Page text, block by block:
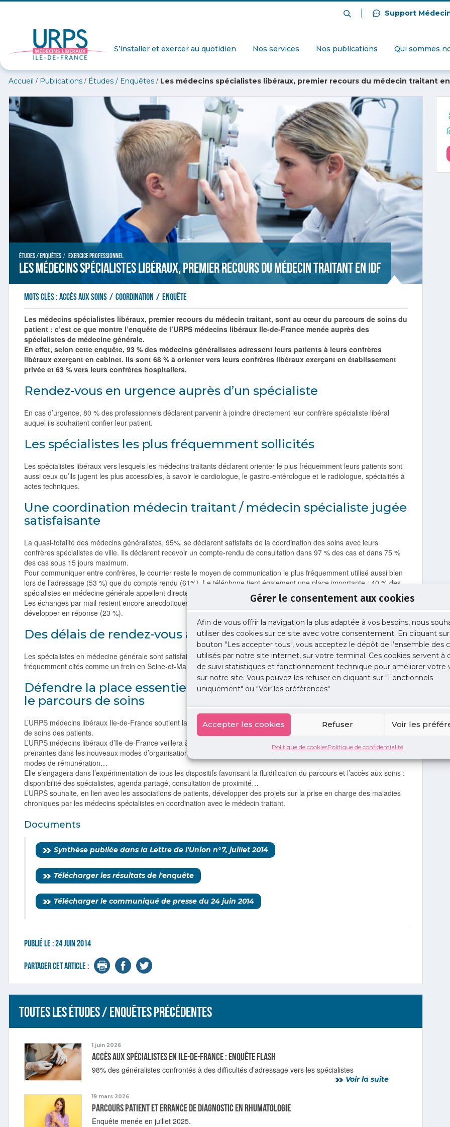
Gérer le consentement aux cookies
Afin de vous offrir la navigation la plus adaptée à vos besoins, nous
utiliser des cookies sur ce site avec votre consentement. En cliquant
bouton "Les accepter tous", vous acceptez le dépôt de l’ensemble des
utilisés par notre site internet, sur votre terminal. Ces cookies servent à
de suivi statistiques et fonctionnement technique pour améliorer votre
sur notre site. Vous pouvez les refuser en cliquant sur "Fonctionnels
uniquement" ou "Voir les préférences"
Accepter les cookies Refuser Voir les
Politique de cookiesPolitique de confidentialité
Support
S’installer et exercer au quotidien Nos services Nos publications Qui sommes
Accueil / Publications / Études / Enquêtes / Les médecins spécialistes libéraux, premier recours du médecin traitant en
Études / Enquêtes / Exercice professionnel
Les médecins spécialistes libéraux, premier recours du médecin traitant en IDF
Mots clés :accès aux soins / coordination / enquête
Les médecins spécialistes libéraux, premier recours du médecin traitant, sont au cœur du parcours de soins du
patient : c’est ce que montre l’enquête de l’URPS médecins libéraux Ile-de-France menée auprès des
spécialistes de médecine générale.
En effet, selon cette enquête, 93 % des médecins généralistes adressent leurs patients à leurs confrères
libéraux exerçant en cabinet. Ils sont 68 % à orienter vers leurs confrères libéraux exerçant en établissement
privée et 63 % vers leurs confrères hospitaliers.
Rendez-vous en urgence auprès d’un spécialiste
En cas d’urgence, 80 % des professionnels déclarent parvenir à joindre directement leur confrère spécialiste libéral
auquel ils souhaitent confier leur patient.
Les spécialistes les plus fréquemment sollicités
Les spécialistes libéraux vers lesquels les médecins traitants déclarent orienter le plus fréquemment leurs patients sont
aussi ceux qu’ils jugent les plus accessibles, à savoir le cardiologue, le gastro-entérologue et le radiologue, spécialités à
actes techniques.
Une coordination médecin traitant / médecin spécialiste jugée
satisfaisante
La quasi-totalité des médecins généralistes, 95%, se déclarent satisfaits de la coordination des soins avec leurs
confrères spécialistes de ville. Ils déclarent recevoir un compte-rendu de consultation dans 97 % des cas et dans 75 %
des cas sous 15 jours maximum.
Pour communiquer entre confrères, le courrier reste le moyen de communication le plus fréquemment utilisé aussi bien
lors de l’adressage (53 %) que du compte rendu (61%). Le téléphone tient également une place importante : 40 % des
spécialistes en médecine générale appellent directement leurs correspondants libéraux lors de l’adressage d’un patient.
Les échanges par mail restent encore anecdotiques surtout dans la demande (5 %) alors qu’ils ont tendance à plus se
développer en réponse (23 %).
Des délais de rendez-vous à améliorer
Les spécialistes en médecine générale sont satisfaits à 60 % des délais de rendez-vous. Ces délais sont plus
fréquemment cités comme un frein en Seine-et-Marne et dans les Yvelines.
Défendre la place essentielle des médecins spécialistes dans
le parcours de soins
L’URPS médecins libéraux Ile-de-France soutient la place et le rôle des médecins spécialistes libéraux dans le parcours
de soins des patients.
L’URPS médecins libéraux d’Ile-de-France veillera à ce que les médecins spécialistes libéraux soient intégrés et parties
prenantes dans les nouveaux modes d’organisation tels que l’exercice regroupé, les maisons de santé, les nouveaux
modes de rémunération…
Elle s’engagera dans l’expérimentation de tous les dispositifs favorisant la fluidification du parcours et l’accès aux soins :
disponibilité des spécialistes, agenda partagé, consultation de proximité…
L’URPS souhaite, en lien avec les associations de patients, développer des projets sur la prise en charge des maladies
chroniques par les médecins spécialistes en coordination avec le médecin traitant.
Documents
Synthèse publiée dans la Lettre de l'Union n°7, juillet 2014
Télécharger les résultats de l'enquête
Télécharger le communiqué de presse du 24 juin 2014
Publié le :24 juin 2014
Partager cet article :
Toutes les études / enquêtes précédentes
1 juin 2026
Accès aux spécialistes en Ile-de-France : enquête flash
98% des généralistes confrontés à des difficultés d’adressage vers les spécialistes
Voir la suite
19 mars 2026
Parcours patient et errance de diagnostic en rhumatologie
Enquête menée en juillet 2025.